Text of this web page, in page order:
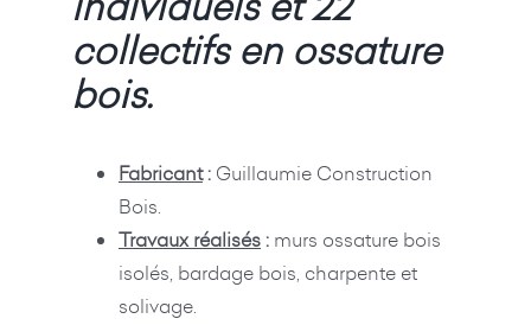
collectifs en ossature
bois.
Fabricant:Guillaumie Construction
Bois.
Travaux réalisés:murs ossature bois
isolés, bardage bois, charpente et
solivage.